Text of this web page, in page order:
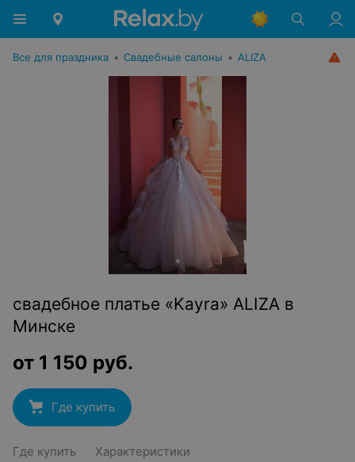
Все для праздника • Свадебные салоны • ALIZA
свадебное платье «Kayra» ALIZA в
Минске
от 1 150 руб.
Где купить
Где купить Характеристики